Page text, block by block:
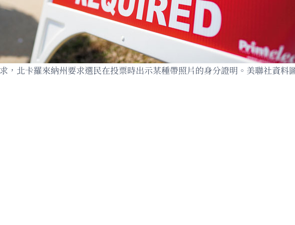
，北卡羅來納州要求選民在投票時出示某種帶照片的身分證明。美聯社資料